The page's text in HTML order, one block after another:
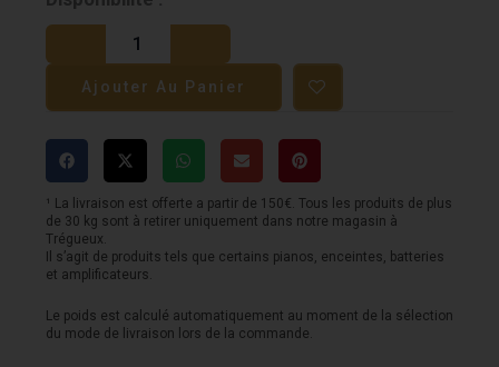
de
BANQUETTE
CLAVIER
Ajouter Au Panier
¹ La livraison est offerte a partir de 150€. Tous les produits de plus
de 30 kg sont à retirer uniquement dans notre magasin à
Trégueux.
Il s’agit de produits tels que certains pianos, enceintes, batteries
et amplificateurs.
Le poids est calculé automatiquement au moment de la sélection
du mode de livraison lors de la commande.